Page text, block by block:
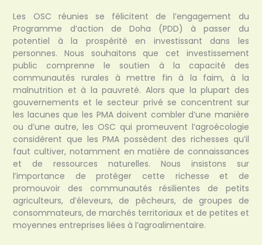
Les OSC réunies se félicitent de l’engagement du
Programme d’action de Doha (PDD) à passer du
potentiel à la prospérité en investissant dans les
personnes. Nous souhaitons que cet investissement
public comprenne le soutien à la capacité des
communautés rurales à mettre fin à la faim, à la
malnutrition et à la pauvreté. Alors que la plupart des
gouvernements et le secteur privé se concentrent sur
les lacunes que les PMA doivent combler d’une manière
ou d’une autre, les OSC qui promeuvent l’agroécologie
considèrent que les PMA possèdent des richesses qu’il
faut cultiver, notamment en matière de connaissances
et de ressources naturelles. Nous insistons sur
l’importance de protéger cette richesse et de
promouvoir des communautés résilientes de petits
agriculteurs, d’éleveurs, de pêcheurs, de groupes de
consommateurs, de marchés territoriaux et de petites et
moyennes entreprises liées à l’agroalimentaire.